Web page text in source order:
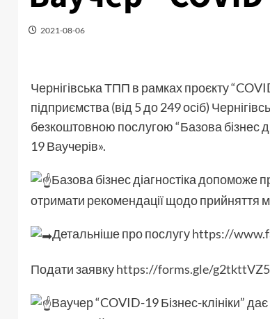
2021-08-06
Чернігівська ТПП в рамках проєкту
підприємства (від 5 до 249 осіб)
безкоштовною послугою “Базова бізнес
19 Ваучерів».
Базова бізнес діагностіка допоможе
отримати рекомендації щодо прийняття
Детальніше про послугуhttps://
Подати заявкуhttps://forms.gle/
Ваучер “COVID-19 Бізнес-клініки”